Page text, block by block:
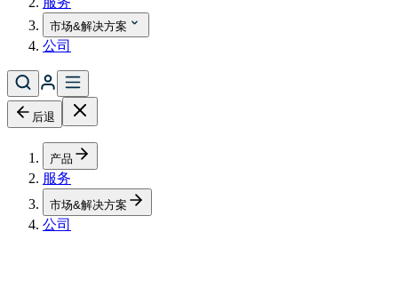
市场&解决方案
公司
后退
产品
服务
市场&解决方案
公司